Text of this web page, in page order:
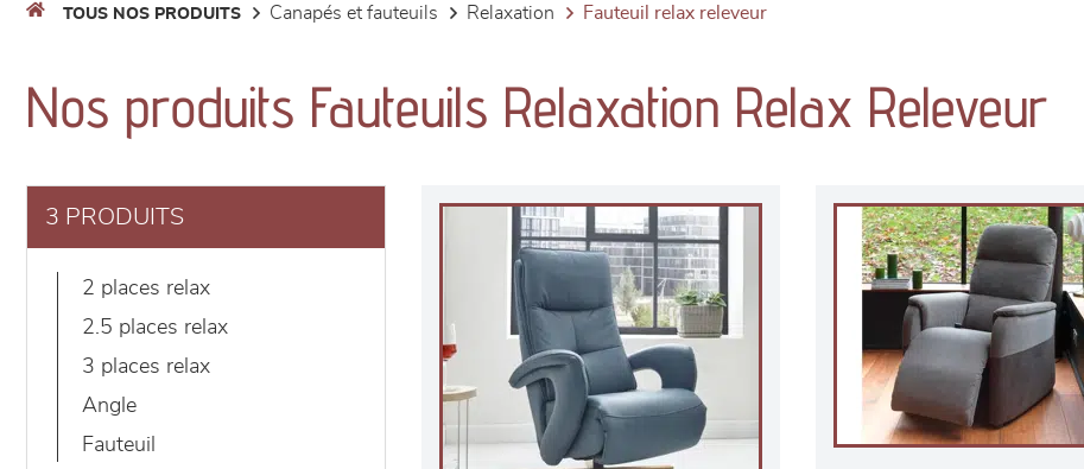
TOUS NOS PRODUITS canapés et fauteuils relaxation fauteuil relax releveur
Nos produits Fauteuils Relaxation Relax Releveur
3 PRODUITS
2 places relax
2.5 places relax
3 places relax
angle
fauteuil